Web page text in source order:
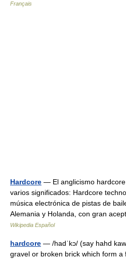
Français
Hardcore — El anglicismo
varios significados: Hardcore
música electrónica de pistas de
Alemania y Holanda, con gran
Wikipedia Español
hardcore — /hadˈkɔ/ (say hahd
gravel or broken brick which form